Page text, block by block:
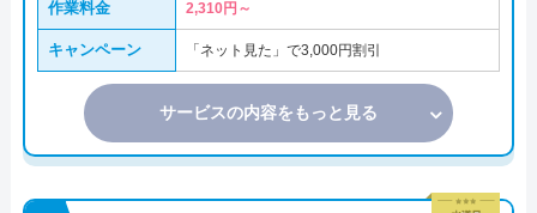
作業料金 2,310円～
キャンペーン 「ネット見た」で3,000円割引
サービスの内容をもっと見る